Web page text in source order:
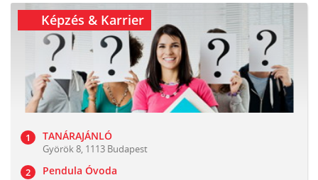
Képzés & Karrier
TANÁRAJÁNLÓ
Györök 8, 1113 Budapest
Pendula Óvoda